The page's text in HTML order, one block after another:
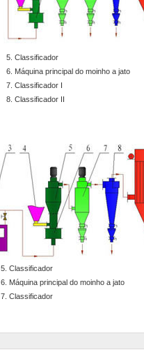
5. Classificador
6. Máquina principal do moinho a jato
7. Classificador I
8. Classificador II
5. Classificador
6. Máquina principal do moinho a jato
7. Classificador